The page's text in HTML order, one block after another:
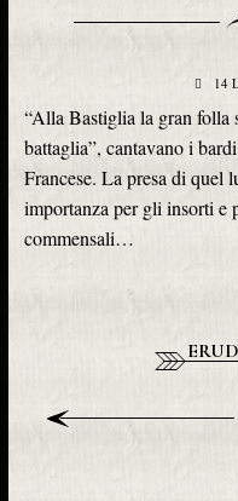
14
“Alla Bastiglia la gran folla
battaglia”, cantavano i
Francese. La presa di quel
importanza per gli insorti e
commensali…